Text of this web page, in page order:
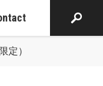
定）